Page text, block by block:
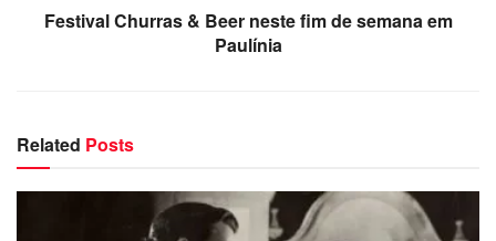
Festival Churras & Beer neste fim de semana em
Paulínia
Related Posts